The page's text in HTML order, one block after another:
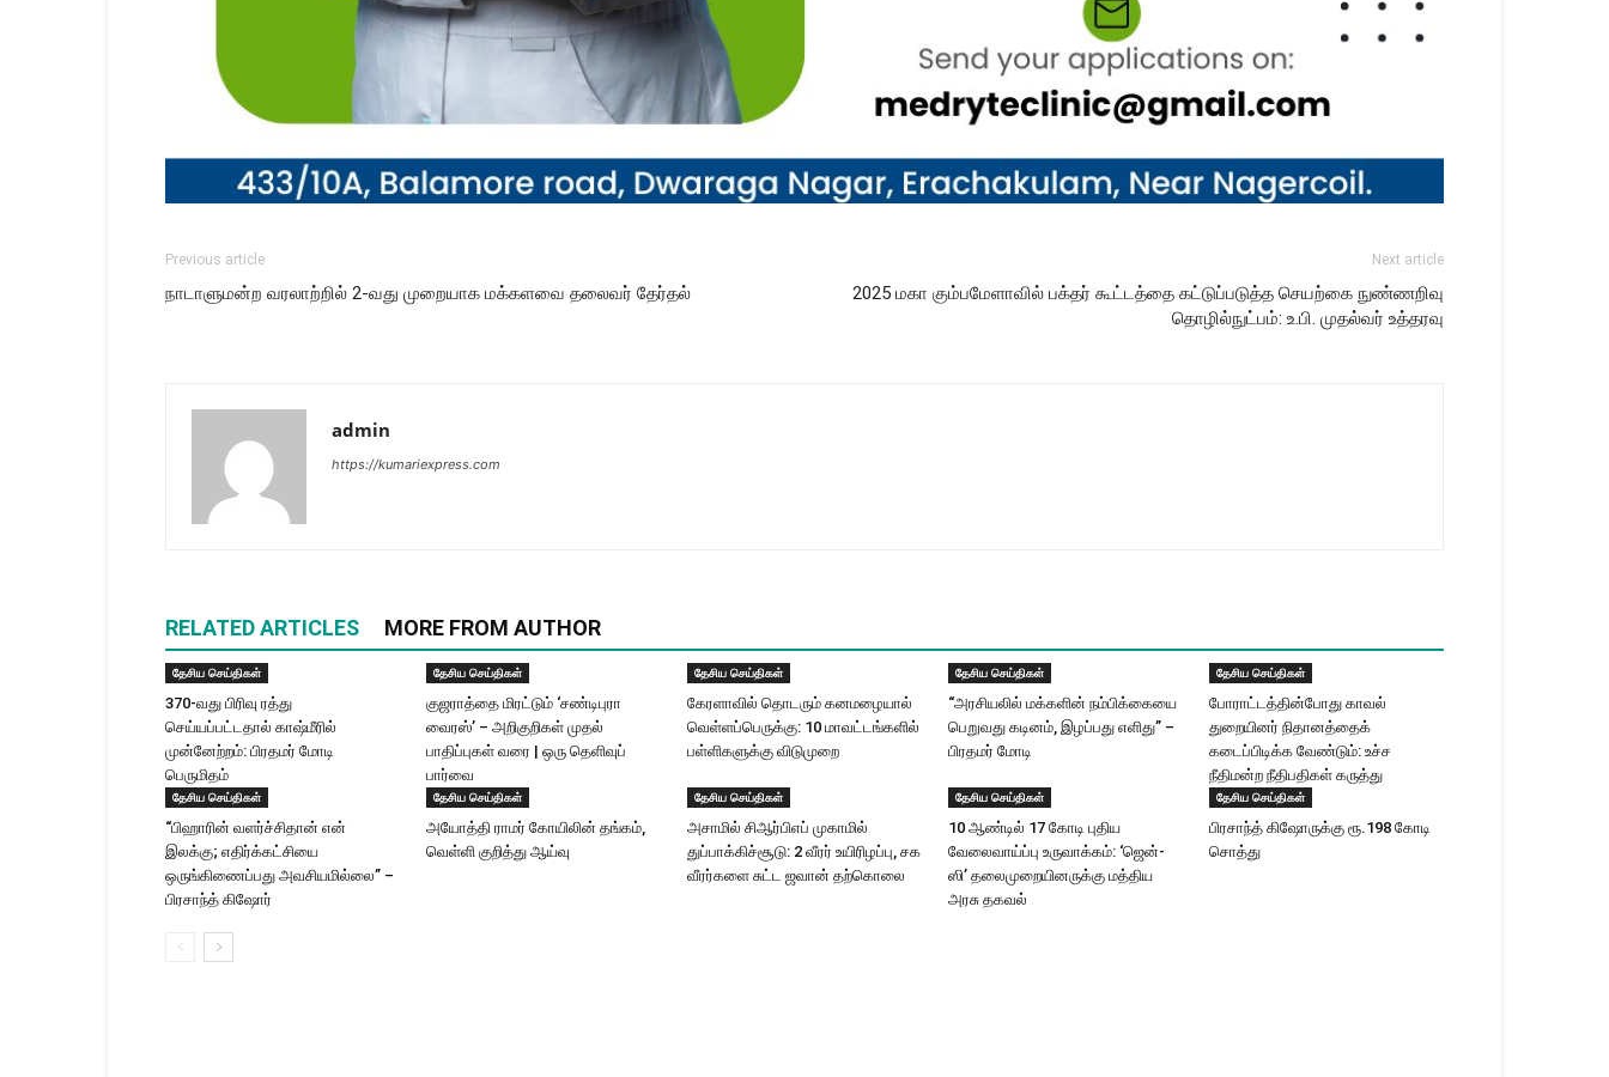
Previous article
நாடாளுமன்ற வரலாற்றில் 2-வது முறையாக மக்களவை தலைவர் தேர்தல்
Next article
2025 மகா கும்பமேளாவில் பக்தர் கூட்டத்தை கட்டுப்படுத்த செயற்கை நுண்ணறிவு
தொழில்நுட்பம்: உ.பி. முதல்வர் உத்தரவு
admin
https://kumariexpress.com
RELATED ARTICLES MORE FROM AUTHOR
தேசிய செய்திகள்
370-வது பிரிவு ரத்து
செய்யப்பட்டதால் காஷ்மீரில்
முன்னேற்றம்: பிரதமர் மோடி
பெருமிதம்
தேசிய செய்திகள்
குஜராத்தை மிரட்டும் ‘சண்டிபுரா
வைரஸ்’ – அறிகுறிகள் முதல்
பாதிப்புகள் வரை | ஒரு தெளிவுப்
பார்வை
தேசிய செய்திகள்
கேரளாவில் தொடரும் கனமழையால்
வெள்ளப்பெருக்கு: 10 மாவட்டங்களில்
பள்ளிகளுக்கு விடுமுறை
தேசிய செய்திகள்
“அரசியலில் மக்களின் நம்பிக்கையை
பெறுவது கடினம், இழப்பது எளிது” –
பிரதமர் மோடி
தேசிய செய்திகள்
போராட்டத்தின்போது காவல்
துறையினர் நிதானத்தைக்
கடைப்பிடிக்க வேண்டும்: உச்ச
நீதிமன்ற நீதிபதிகள் கருத்து
தேசிய செய்திகள்
“பிஹாரின் வளர்ச்சிதான் என்
இலக்கு; எதிர்க்கட்சியை
ஒருங்கிணைப்பது அவசியமில்லை” –
பிரசாந்த் கிஷோர்
தேசிய செய்திகள்
அயோத்தி ராமர் கோயிலின் தங்கம்,
வெள்ளி குறித்து ஆய்வு
தேசிய செய்திகள்
அசாமில் சிஆர்பிஎப் முகாமில்
துப்பாக்கிச்சூடு: 2 வீரர் உயிரிழப்பு, சக
வீரர்களை சுட்ட ஜவான் தற்கொலை
தேசிய செய்திகள்
10 ஆண்டில் 17 கோடி புதிய
வேலைவாய்ப்பு உருவாக்கம்: ‘ஜென்-
ஸி’ தலைமுறையினருக்கு மத்திய
அரசு தகவல்
தேசிய செய்திகள்
பிரசாந்த் கிஷோருக்கு ரூ.198 கோடி
சொத்து